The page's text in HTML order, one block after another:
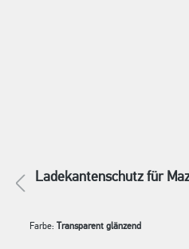
Ladekantenschutz für
Farbe: Transparent glänzend